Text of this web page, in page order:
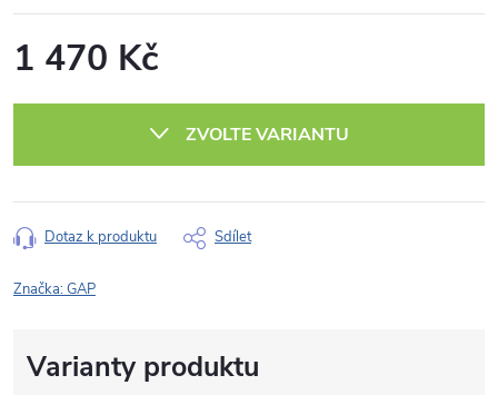
1 470 Kč
ZVOLTE VARIANTU
Dotaz k produktu Sdílet
Značka:GAP